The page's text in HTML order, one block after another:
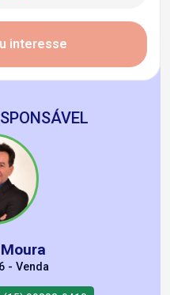
interesse
- Venda